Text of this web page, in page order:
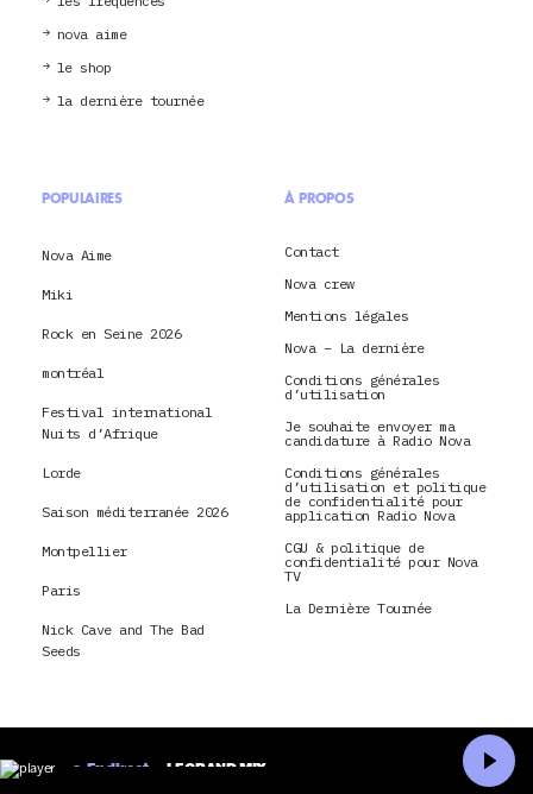
nova aime
le shop
la dernière tournée
POPULAIRES
Nova Aime
Miki
Rock en Seine 2026
montréal
Festival international
Nuits d’Afrique
Lorde
Saison méditerranée 2026
Montpellier
Paris
Nick Cave and The Bad
Seeds
À PROPOS
Contact
Nova crew
Mentions légales
Nova – La dernière
Conditions générales
d’utilisation
Je souhaite envoyer ma
candidature à Radio Nova
Conditions générales
d’utilisation et politique
de confidentialité pour
application Radio Nova
CGU & politique de
confidentialité pour Nova
TV
La Dernière Tournée
En direct LE GRAND MIX